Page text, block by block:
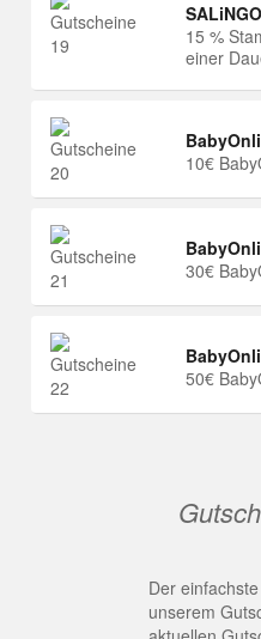
15 %
einer
10€
30€
50€
Der
unserem